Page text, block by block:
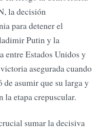
la decisión
para detener el
Putin y la
entre Estados Unidos y
asegurada cuando
asumir que su larga y
etapa crepuscular.
sumar la decisiva